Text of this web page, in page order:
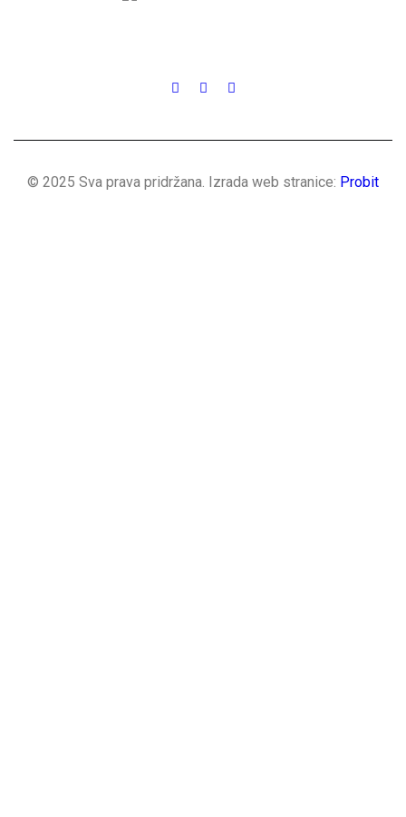
© 2025 Sva prava pridržana. Izrada web stranice: Probit